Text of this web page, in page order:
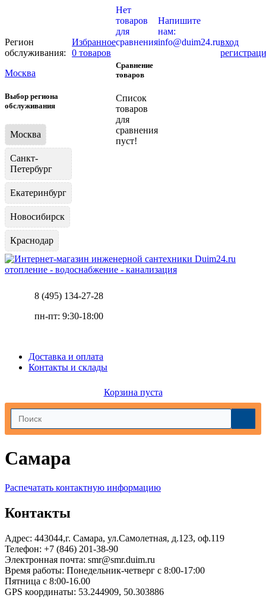
Регион
обслуживания:
Москва
Выбор региона
обслуживания
Москва
Санкт-
Петербург
Екатеринбург
Новосибирск
Краснодар
Избранное
0 товаров
Нет
товаров
для
сравнения
Сравнение
товаров
Список
товаров
для
сравнения
пуст!
Напишите
нам:
info@duim24.ruвход
отопление - водоснабжение - канализация
8 (495) 134-27-28
пн-пт: 9:30-18:00
Доставка и оплата
Контакты и склады
Корзина пуста
Самара
Распечатать контактную информацию
Контакты
Адрес: 443044,г. Самара, ул.Самолетная, д.123, оф.119
Телефон: +7 (846) 201-38-90
Электронная почта: smr@smr.duim.ru
Время работы: Понедельник-четверг с 8:00-17:00
Пятница с 8:00-16.00
GPS координаты: 53.244909, 50.303886